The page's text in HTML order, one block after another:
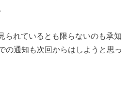
られているとも限らないのも承知
の通知も次回からはしようと思っ